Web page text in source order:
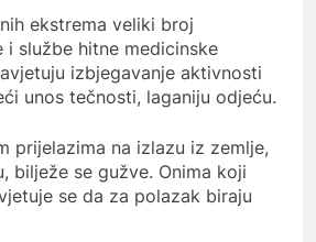
ekstrema veliki broj
i službe hitne medicinske
izbjegavanje aktivnosti
unos tečnosti, laganiju odjeću.
prijelazima na izlazu iz zemlje,
bilježe se gužve. Onima koji
se da za polazak biraju